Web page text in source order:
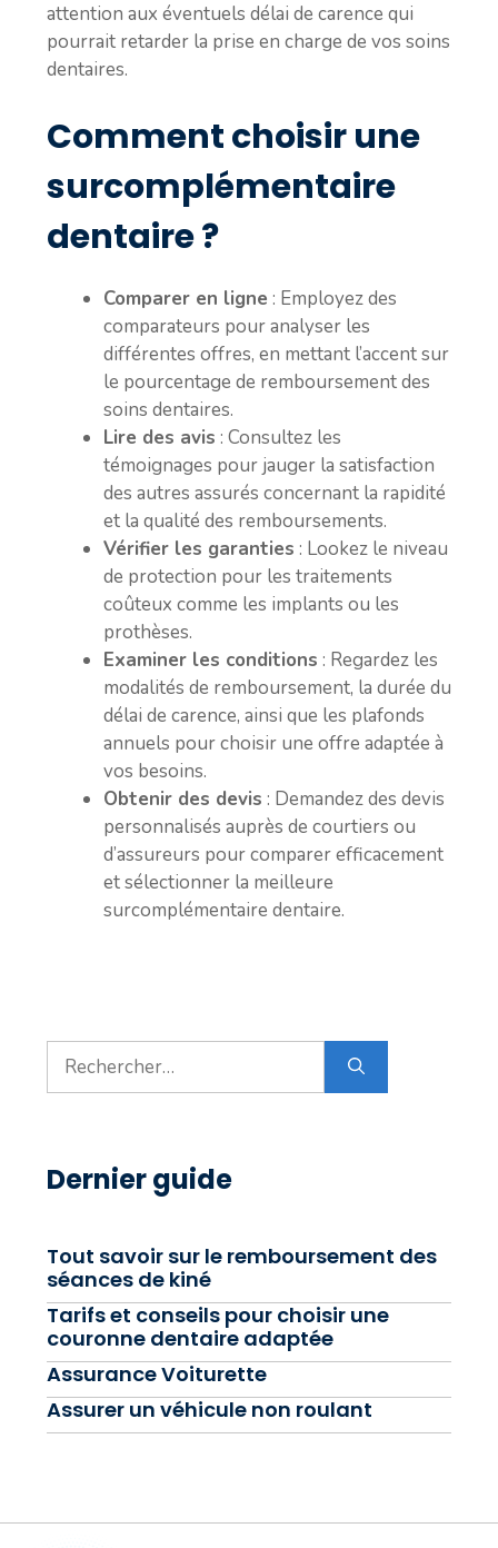
attention aux éventuels délai de carence qui
pourrait retarder la prise en charge de vos soins
dentaires.
Comment choisir une
surcomplémentaire
dentaire ?
Comparer en ligne : Employez des
comparateurs pour analyser les
différentes offres, en mettant l’accent sur
le pourcentage de remboursement des
soins dentaires.
Lire des avis : Consultez les
témoignages pour jauger la satisfaction
des autres assurés concernant la rapidité
et la qualité des remboursements.
Vérifier les garanties : Lookez le niveau
de protection pour les traitements
coûteux comme les implants ou les
prothèses.
Examiner les conditions : Regardez les
modalités de remboursement, la durée du
délai de carence, ainsi que les plafonds
annuels pour choisir une offre adaptée à
vos besoins.
Obtenir des devis : Demandez des devis
personnalisés auprès de courtiers ou
d’assureurs pour comparer efficacement
et sélectionner la meilleure
surcomplémentaire dentaire.
Rechercher :
Dernier guide
Tout savoir sur le remboursement des
séances de kiné
Tarifs et conseils pour choisir une
couronne dentaire adaptée
Assurance Voiturette
Assurer un véhicule non roulant